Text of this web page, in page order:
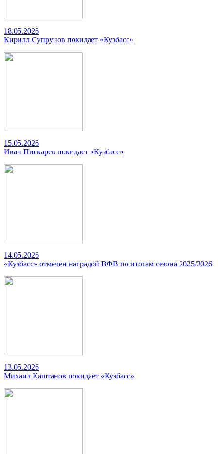
18.05.2026
Кирилл Супрунов покидает «Кузбасс»
15.05.2026
Иван Пискарев покидает «Кузбасс»
14.05.2026
«Кузбасс» отмечен наградой ВФВ по итогам сезона 2025/2026
13.05.2026
Михаил Каштанов покидает «Кузбасс»